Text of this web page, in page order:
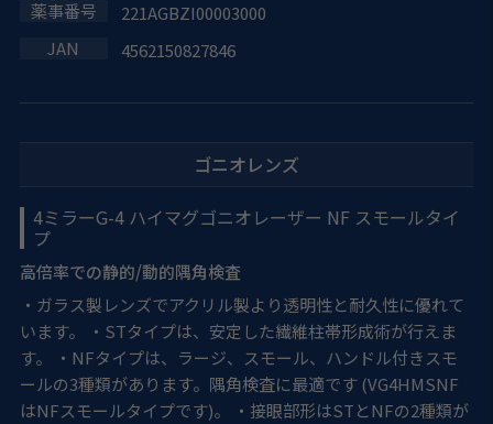
221AGBZI00003000
4562150827846
ゴニオレンズ
4ミラーG-4 ハイマグゴニオレーザー NF スモールタイ
プ
高倍率での静的/動的隅角検査
・ガラス製レンズでアクリル製より透明性と耐久性に優れて
います。 ・STタイプは、安定した繊維柱帯形成術が行えま
す。 ・NFタイプは、ラージ、スモール、ハンドル付きスモ
ールの3種類があります。隅角検査に最適です (VG4HMSNF
はNFスモールタイプです)。 ・接眼部形はSTとNFの2種類が